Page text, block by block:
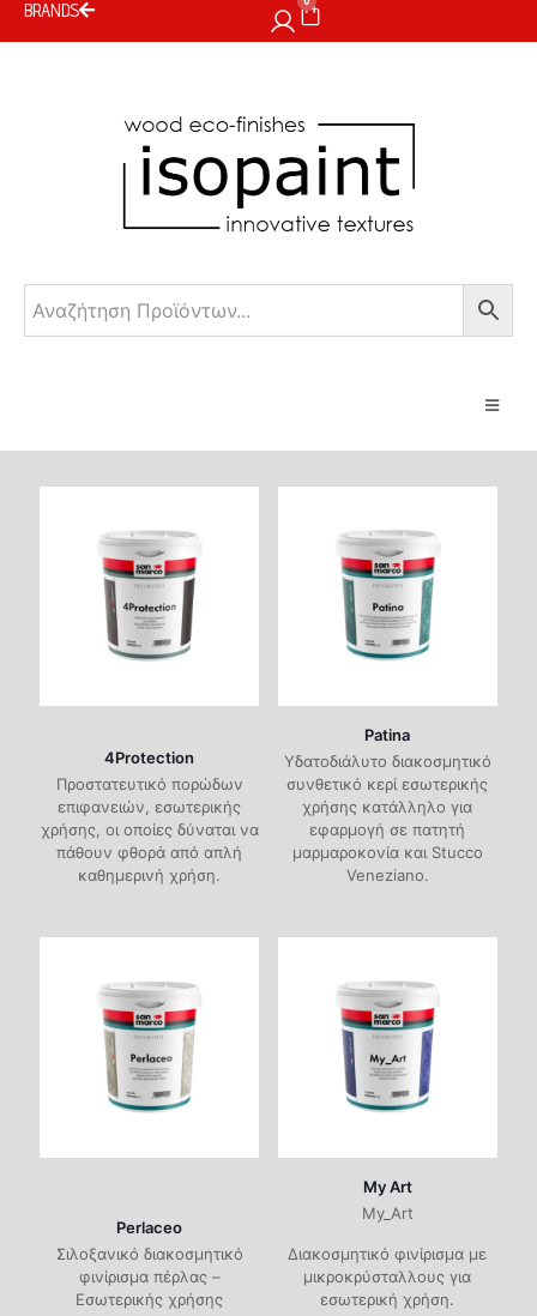
BRANDS
4Protection
Προστατευτικό πορώδων
επιφανειών, εσωτερικής
χρήσης, οι οποίες δύναται να
πάθουν φθορά από απλή
καθημερινή χρήση.
Patina
Υδατοδιάλυτο διακοσμητικό
συνθετικό κερί εσωτερικής
χρήσης κατάλληλο για
εφαρμογή σε πατητή
μαρμαροκονία και Stucco
Veneziano.
Perlaceo
Σιλοξανικό διακοσμητικό
φινίρισμα πέρλας –
Εσωτερικής χρήσης
My Art
My_Art
Διακοσμητικό φινίρισμα με
μικροκρύσταλλους για
εσωτερική χρήση.